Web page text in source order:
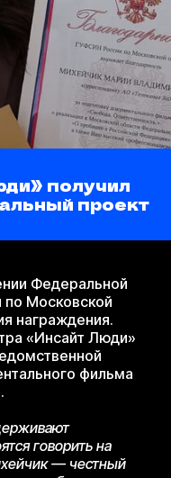
получил
проект
Федеральной
по Московской
награждения.
«Инсайт Люди»
фильма
говорить на
— честный